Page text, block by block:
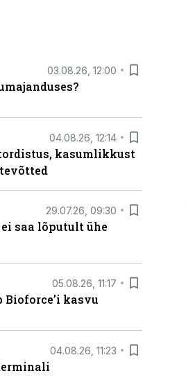
03.08.26, 12:00
04.08.26, 12:14
kasumlikkust
29.07.26, 09:30
saa lõputult ühe
05.08.26, 11:17
kasvu
04.08.26, 11:23